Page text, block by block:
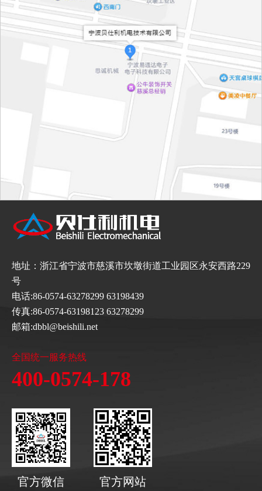
地址：浙江省宁波市慈溪市坎墩街道工业园区永安西路229
号
电话:86-0574-63278299 63198439
传真:86-0574-63198123 63278299
邮箱:dbbl@beishili.net
全国统一服务热线
400-0574-178
官方微信 官方网站